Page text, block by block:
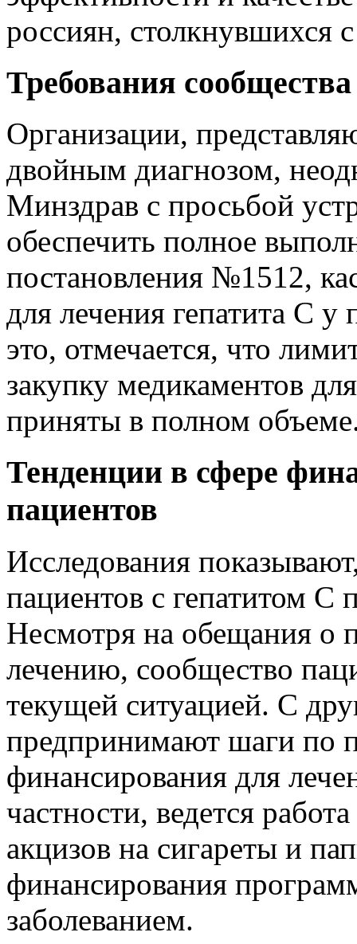
россиян, столкнувшихся
Требования
Организации,
двойным диагнозом,
Минздрав с просьбой
обеспечить полное
постановления №1512,
для лечения гепатита С
это, отмечается, что
закупку медикаментов
приняты в полном
Тенденции в сфере
пациентов
Исследования
пациентов с гепатитом C
Несмотря на обещания о
лечению, сообщество
текущей ситуацией. С
предпринимают шаги по
финансирования для
частности, ведется
акцизов на сигареты и
финансирования
заболеванием.